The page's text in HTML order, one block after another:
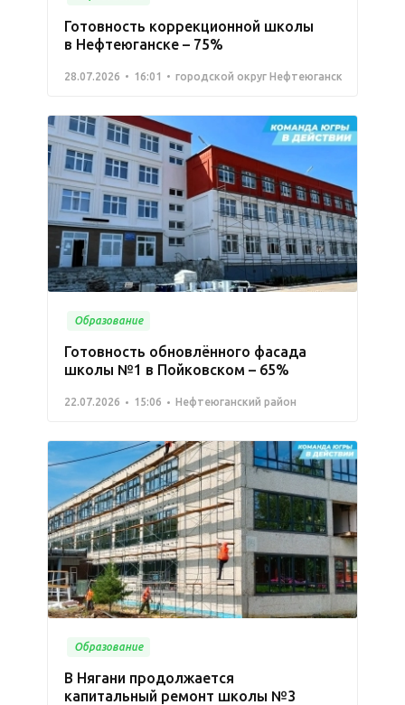
Готовность коррекционной школы
в Нефтеюганске – 75%
28.07.2026 16:01 городской округ Нефтеюганск
Образование
Готовность обновлённого фасада
школы №1 в Пойковском – 65%
22.07.2026 15:06 Нефтеюганский район
Образование
В Нягани продолжается
капитальный ремонт школы №3